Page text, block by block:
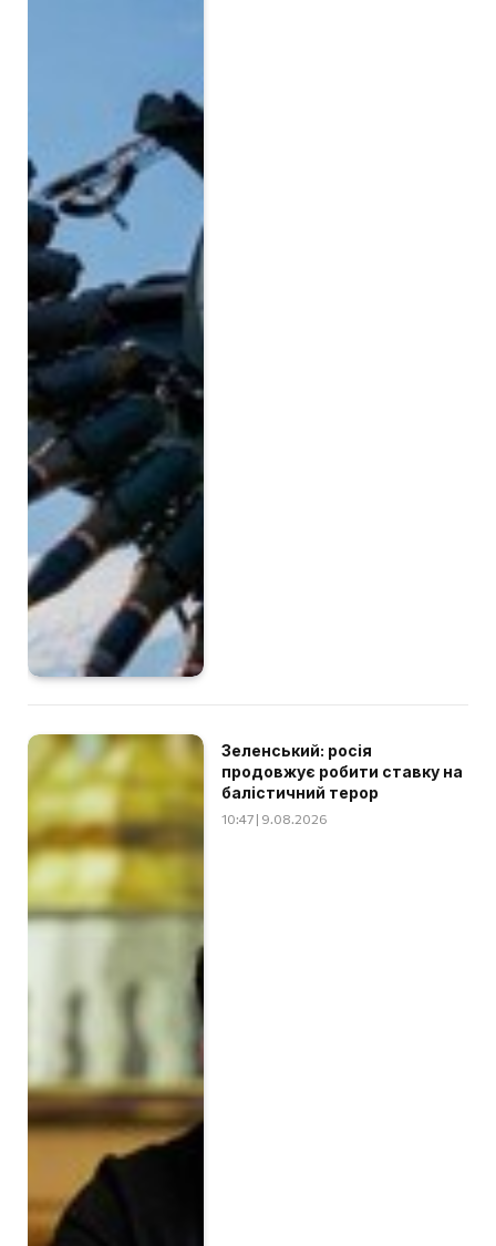
Зеленський: росія
продовжує робити ставку на
балістичний терор
10:47 | 9.08.2026